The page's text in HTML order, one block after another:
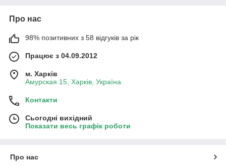
Про нас
98% позитивних з 58 відгуків за рік
Працює з 04.09.2012
м. Харків
Амурская 15, Харків, Україна
Контакти
Сьогодні вихідний
Показати весь графік роботи
Про нас